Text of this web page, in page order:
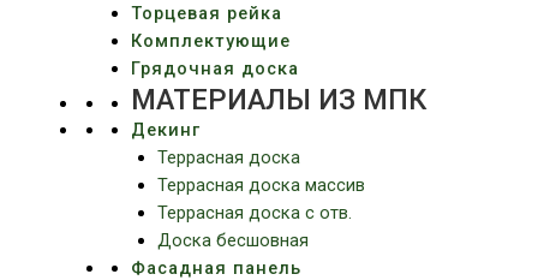
Торцевая рейка
Комплектующие
Грядочная доска
МАТЕРИАЛЫ ИЗ МПК
Декинг
Террасная доска
Террасная доска массив
Террасная доска c отв.
Доска бесшовная
Фасадная панель